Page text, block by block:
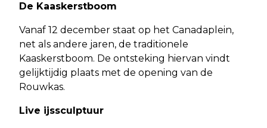
De Kaaskerstboom
Vanaf 12 december staat op het Canadaplein,
net als andere jaren, de traditionele
Kaaskerstboom. De ontsteking hiervan vindt
gelijktijdig plaats met de opening van de
Rouwkas.
Live ijssculptuur